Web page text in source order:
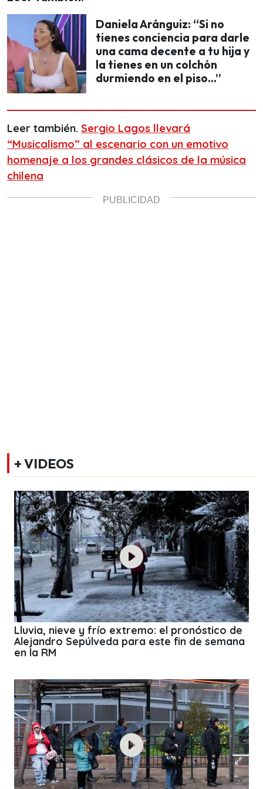
Daniela Aránguiz: “Si no
tienes conciencia para darle
una cama decente a tu hija y
la tienes en un colchón
durmiendo en el piso...”
Leer también. Sergio Lagos llevará
“Musicalismo” al escenario con un emotivo
homenaje a los grandes clásicos de la música
chilena
+ VIDEOS
Lluvia, nieve y frío extremo: el pronóstico de
Alejandro Sepúlveda para este fin de semana
en la RM